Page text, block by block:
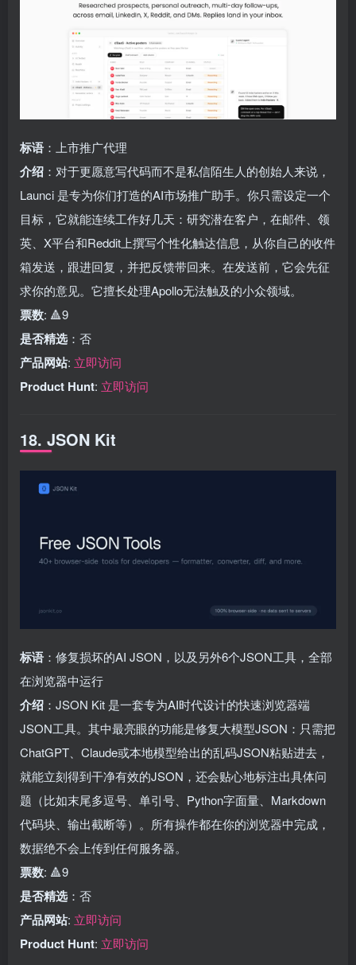
标语 ：上市推广代理
介绍 ：对于更愿意写代码而不是私信陌生人的创始人来说，
Launci 是专为你们打造的AI市场推广助手。你只需设定一个
目标，它就能连续工作好几天：研究潜在客户，在邮件、领
英、X平台和Reddit上撰写个性化触达信息，从你自己的收件
箱发送，跟进回复，并把反馈带回来。在发送前，它会先征
求你的意见。它擅长处理Apollo无法触及的小众领域。
票数: 🔺9
是否精选 ：否
产品网站: 立即访问
Product Hunt: 立即访问
18. JSON Kit
标语 ：修复损坏的AI JSON，以及另外6个JSON工具，全部
在浏览器中运行
介绍 ：JSON Kit 是一套专为AI时代设计的快速浏览器端
JSON工具。其中最亮眼的功能是修复大模型JSON：只需把
ChatGPT、Claude或本地模型给出的乱码JSON粘贴进去，
就能立刻得到干净有效的JSON，还会贴心地标注出具体问
题（比如末尾多逗号、单引号、Python字面量、Markdown
代码块、输出截断等）。所有操作都在你的浏览器中完成，
数据绝不会上传到任何服务器。
票数: 🔺9
是否精选 ：否
产品网站: 立即访问
Product Hunt: 立即访问